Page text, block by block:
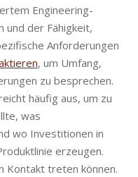
Engineering-
und der Fähigkeit,
Anforderungen
, um Umfang,
zu besprechen.
häufig aus, um zu
was
wo Investitionen in
erzeugen.
Kontakt treten können.